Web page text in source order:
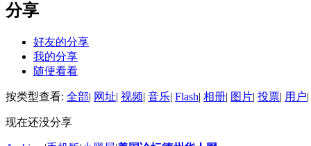
分享
好友的分享
我的分享
随便看看
按类型查看: 全部| 网址| 视频| 音乐| Flash| 相册| 图片| 投票| 用户|
现在还没分享